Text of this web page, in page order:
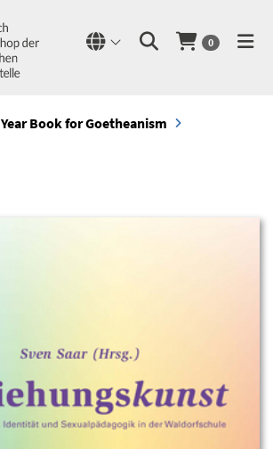
0
Year Book for Goetheanism